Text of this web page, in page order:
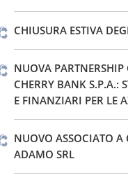
CHIUSURA ESTIVA
NUOVA
CHERRY BANK S.P.A.:
E FINANZIARI PER LE
NUOVO ASSOCIATO
ADAMO SRL